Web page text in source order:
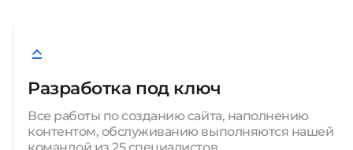
Разработка под ключ
Все работы по созданию сайта, наполнению
контентом, обслуживанию выполняются нашей